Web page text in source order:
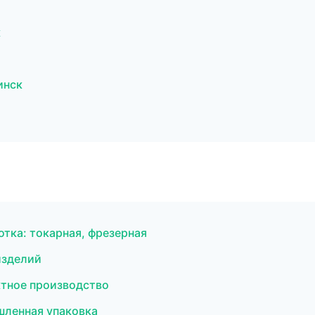
токарная, фрезерная
производство
упаковка